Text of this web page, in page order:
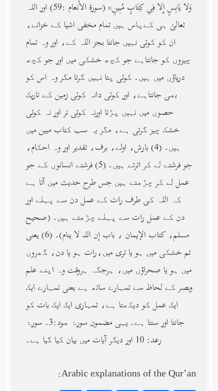
وَلا يَابِسٍ إِلا فِي كِتَابٍ مُبِينٍ» (سورة الأنعام :59) اور اللہ
تعالیٰ ہی کےپاس ہیں تمام مخفی اشیا کے خزانے،
ان کو کوئی نہیں جانتا بجز اللہ کے، اور وہ تمام
چیزوں کو جانتاہے جو کچھ خشکی میں اور جو کچھ
دریاؤں میں ہیں۔ کوئی پتا نہیں گرتا مگر وہ اس کو
بھی جانتاہے، اور کوئی دانہ کوئی زمین کے تاریک
حصوں میں نہیں پڑتا اورنہ کوئی تر اور نہ کوئی
خشک چیز گرتی ہے، مگر یہ سب کتاب مبین میں
ہیں۔ (4) بارش، اولے، برف، تقدیر اور وہ احکام،
جو فرشتے لے کر اترتے ہیں۔ (5) فرشتے انسانوں کے جو
عمل لے کر چڑھتے ہیں جس طرح حدیث میں آتا ہے
کہ اللہ کی طرف رات کے عمل دن سے پہلے اور
دن کے عمل رات سے پہلے چڑھتے ہیں۔ (صحيح
مسلم، كتاب الإيمان ، باب إن الله لا ينام)۔ (6) یعنی
تم خشکی میں ہو یا تری میں،رات ہو یا دن، گھروں
میں ہو یا صحراؤں میں، ہرجگہ ہروقت وہ اپنے علم
وبصر کے لحاظ سے تمہارے ساتھ ہے یعنی تمہارے ایک
ایک عمل کو دیکھتا ہے، تمہاری ایک ایک بات کو
جانتا اور سنتا ہے۔ یہی مضمون سورۂ ھود:3۔ سورۂ
رعد: 10 اور دیگر آیات میں بیان کیا گیا ہے۔
Arabic explanations of the Qur’an: